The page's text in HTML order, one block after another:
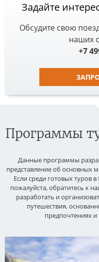
Задайте
Обсудите свою
наших
+7
Программы
Данные программы
представление об основных
Если среди готовых туров
пожалуйста, обратитесь к
разработать и
путешествия,
предпочтениях